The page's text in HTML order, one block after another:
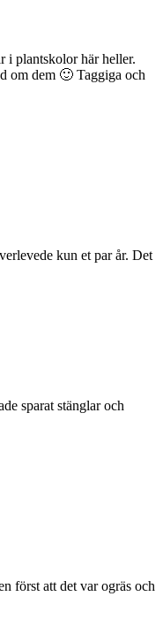
i plantskolor här heller.
om dem 🙂 Taggiga och
kun et par år. Det
sparat stänglar och
först att det var ogräs och